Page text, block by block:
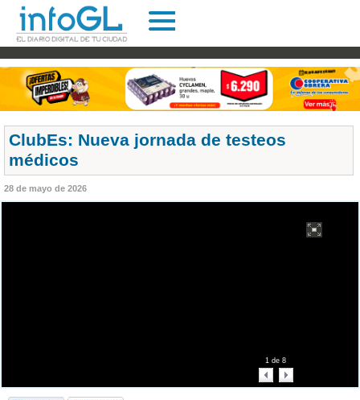
ClubEs: Nueva jornada de testeos
médicos
28 de mayo de 2026
1de 8